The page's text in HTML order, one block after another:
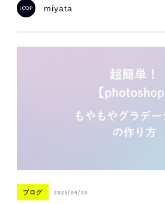
miyata
ブログ 2025/04/25